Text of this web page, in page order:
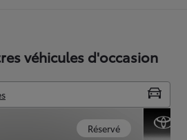
véhicules d'occasion
Réservé